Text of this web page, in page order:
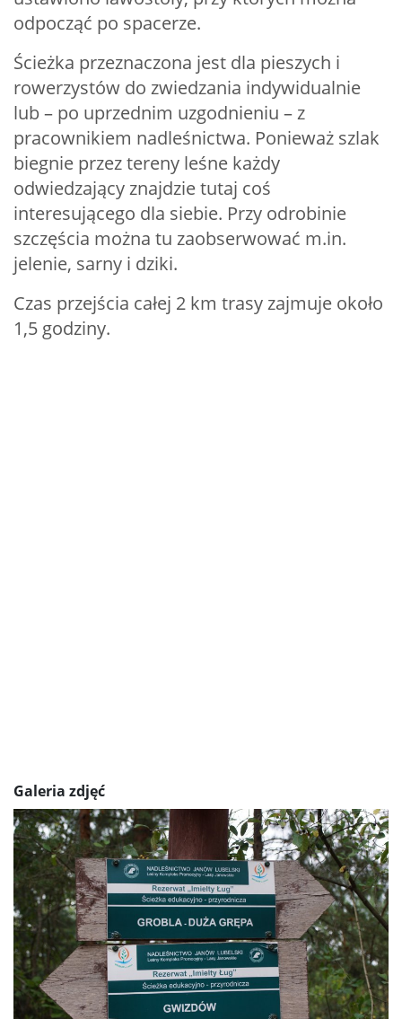
odpocząć po spacerze.
Ścieżka przeznaczona jest dla pieszych i
rowerzystów do zwiedzania indywidualnie
lub – po uprzednim uzgodnieniu – z
pracownikiem nadleśnictwa. Ponieważ szlak
biegnie przez tereny leśne każdy
odwiedzający znajdzie tutaj coś
interesującego dla siebie. Przy odrobinie
szczęścia można tu zaobserwować m.in.
jelenie, sarny i dziki.
Czas przejścia całej 2 km trasy zajmuje około
1,5 godziny.
Galeria zdjęć